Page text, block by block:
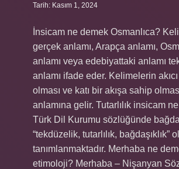
Tarih: Kasım 1, 2024
İnsicam ne demek Osmanlıca?
gerçek anlamı, Arapça anlamı,
anlamı veya edebiyattaki anlamı
anlamı ifade eder. Kelimelerin
olması ve katı bir akışa sahip
anlamına gelir. Tutarlılık insicam
Türk Dil Kurumu sözlüğünde
“tekdüzelik, tutarlılık, bağdaşıklık”
tanımlanmaktadır. Merhaba ne
etimoloji? Merhaba – Nişanyan